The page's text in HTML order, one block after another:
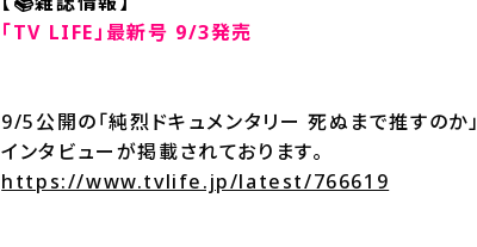
「TV LIFE」最新号 9/3発売
9/5公開の「純烈ドキュメンタリー 死ぬまで推すのか」
インタビューが掲載されております。
https://www.tvlife.jp/latest/766619